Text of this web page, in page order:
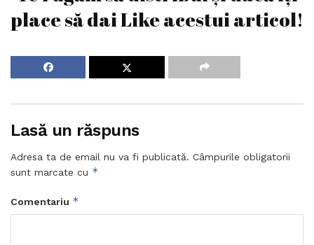
place să dai Like acestui articol!
Lasă un răspuns
Adresa ta de email nu va fi publicată. Câmpurile obligatorii
sunt marcate cu *
Comentariu *